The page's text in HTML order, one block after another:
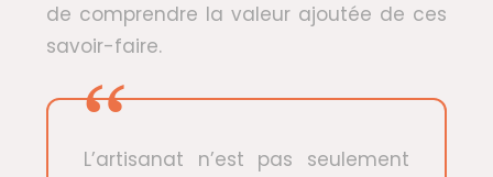
de comprendre la valeur ajoutée de ces
savoir-faire.
L’artisanat n’est pas seulement